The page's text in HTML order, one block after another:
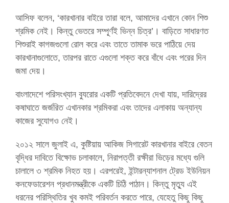
আসিফ বলেন, ‘কারখানার বাইরে তারা বলে, আমাদের এখানে কোন শিশু
শ্রমিক নেই। কিন্তু ভেতরে সম্পূ্র্ণই ভিন্ন চিত্র’। বাড়িতে সাধারণত
শিশুরাই কাগজগুলো রোল করে এবং তাতে তামাক ভরে পাঠিয়ে দেয়
কারখানাগুলোতে, তারপর রাতে এগুলো শক্ত করে বাঁধে এবং পরের দিন
জমা দেয়।
বাংলাদেশে পরিসংখ্যান ব্যুরোর একটি প্রতিবেদনে দেখা যায়, দারিদ্রের
কষাঘাতে জর্জরিত এখানকার শ্রমিকরা এবং তাদের এলাকায় অন্যান্য
কাজের সুযোগও নেই।
২০১২ সালে জুলাই এ, কুষ্টিয়ায় আকিজ সিগারেট কারখানার বাইরে বেতন
বৃদ্ধির দাবিতে বিক্ষোভ চলাকালে, নিরাপত্তী রক্ষীরা ভিড়ের মধ্যে গুলি
চালালে ৩ শ্রমিক নিহত হয়। এরপরেই, ইন্টারন্যাশনাল ট্রেড ইউনিয়ন
কনফেডারেশন প্রধানমন্ত্রীকে একটি চিঠি পাঠান। কিন্তু মৃত্যু এই
ধরনের পরিস্থিতির খুব কমই পরিবর্তন করতে পারে, যেহেতু কিছু কিছু